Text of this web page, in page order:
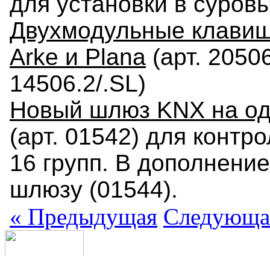
Двухмодульные
Arke и Plana (арт.
14506.2/.SL)
Новый шлюз KNX на
(арт. 01542) для
16 групп. В
шлюзу (01544).
« Предыдущая